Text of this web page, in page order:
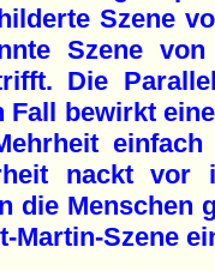
Szene
Szene
Die
Fall bewirkt
nackt vor
die Menschen
Martin-Szene